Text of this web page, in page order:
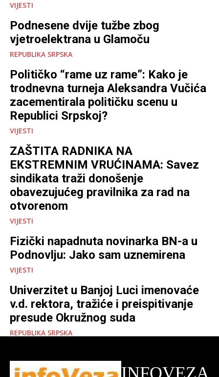
VIJESTI
Podnesene dvije tužbe zbog
vjetroelektrana u Glamoču
REPUBLIKA SRPSKA
Političko “rame uz rame”: Kako je
trodnevna turneja Aleksandra Vučića
zacementirala političku scenu u
Republici Srpskoj?
VIJESTI
ZAŠTITA RADNIKA NA
EKSTREMNIM VRUĆINAMA: Savez
sindikata traži donošenje
obavezujućeg pravilnika za rad na
otvorenom
VIJESTI
Fizički napadnuta novinarka BN-a u
Podnovlju: Jako sam uznemirena
VIJESTI
Univerzitet u Banjoj Luci imenovaće
v.d. rektora, tražiće i preispitivanje
presude Okružnog suda
REPUBLIKA SRPSKA
INFOVEZA